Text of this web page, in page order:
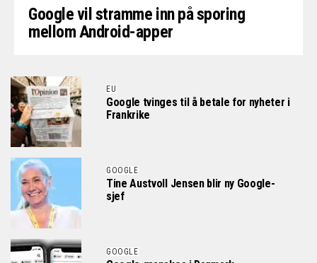
Google vil stramme inn på sporing
mellom Android-apper
EU
Google tvinges til å betale for nyheter i
Frankrike
GOOGLE
Tine Austvoll Jensen blir ny Google-
sjef
GOOGLE